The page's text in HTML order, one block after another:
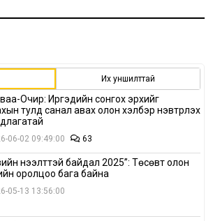
Их уншилттай
Очир: Иргэдийн сонгох эрхийг
тулд санал авах олон хэлбэр нэвтрүүлэх
06-02 09:49:00 63
нээлттэй байдал 2025”: Төсөвт олон
оролцоо бага байна
05-13 13:56:00